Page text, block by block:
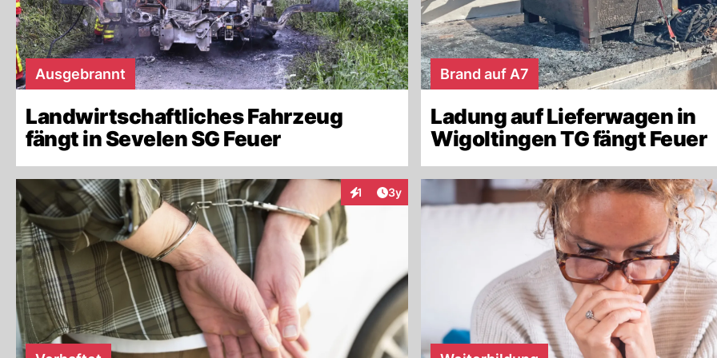
Ausgebrannt
Landwirtschaftliches Fahrzeug
fängt in Sevelen SG Feuer
Brand auf A7
Ladung auf Lieferwagen in
Wigoltingen TG fängt Feuer
1
InteraktionenArtikel veröffentlicht:
3y